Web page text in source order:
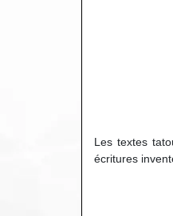
Les textes
écritures